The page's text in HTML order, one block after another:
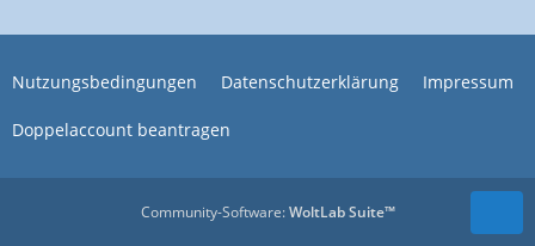
Nutzungsbedingungen Datenschutzerklärung Impressum
Doppelaccount beantragen
Community-Software:WoltLab Suite™